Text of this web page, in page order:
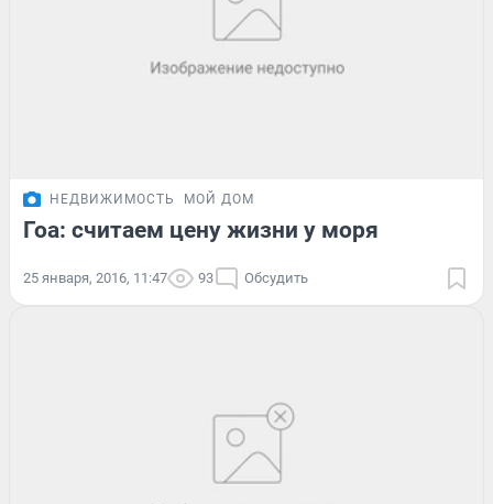
НЕДВИЖИМОСТЬ МОЙ ДОМ
Гоа: считаем цену жизни у моря
25 января, 2016, 11:47 93 Обсудить